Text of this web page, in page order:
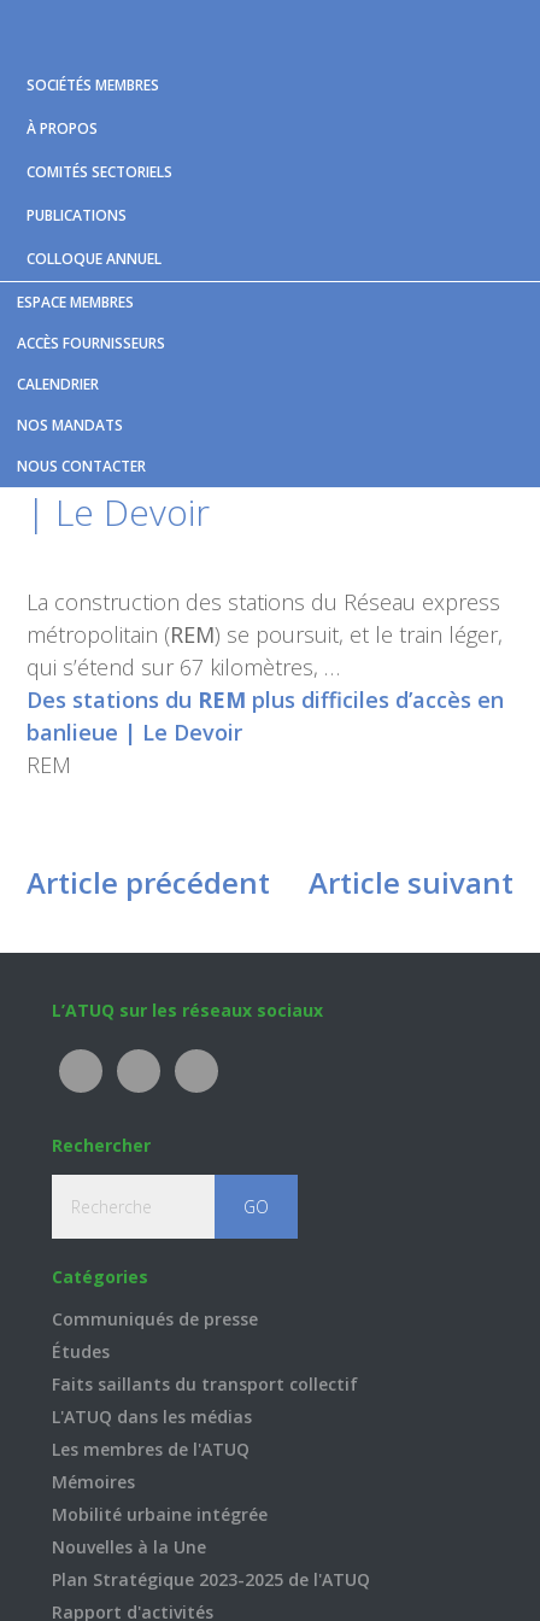
primary
navigation
main
content
footer
ESPACE MEMBRES
ACCÈS FOURNISSEURS
CALENDRIER
NOS MANDATS
NOUS CONTACTER
SOCIÉTÉS MEMBRES
À PROPOS
COMITÉS SECTORIELS
PUBLICATIONS
COLLOQUE ANNUEL
Vous êtes ici :Accueil
Des stations du
difficiles d'accès en banlieue
| Le Devoir
La construction des stations du Réseau express
métropolitain (REM) se poursuit, et le train léger,
qui s’étend sur 67 kilomètres, …
Des stations du REM plus difficiles d’accès en
banlieue | Le Devoir
REM
Article précédent Article suivant
Footer
L’ATUQ sur les réseaux sociaux
Rechercher
Catégories
Communiqués de presse
Études
Faits saillants du transport collectif
L'ATUQ dans les médias
Les membres de l'ATUQ
Mémoires
Mobilité urbaine intégrée
Nouvelles à la Une
Plan Stratégique 2023-2025 de l'ATUQ
Rapport d'activités